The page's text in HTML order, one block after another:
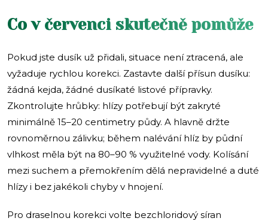
Co v červenci skutečně pomůže
Pokud jste dusík už přidali, situace není ztracená, ale
vyžaduje rychlou korekci. Zastavte další přísun dusíku:
žádná kejda, žádné dusíkaté listové přípravky.
Zkontrolujte hrůbky: hlízy potřebují být zakryté
minimálně 15–20 centimetry půdy. A hlavně držte
rovnoměrnou zálivku; během nalévání hlíz by půdní
vlhkost měla být na 80–90 % využitelné vody. Kolísání
mezi suchem a přemokřením dělá nepravidelné a duté
hlízy i bez jakékoli chyby v hnojení.
Pro draselnou korekci volte bezchloridový síran